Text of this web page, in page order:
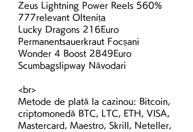
Zeus Lightning Power Reels 560%
777relevant Oltenița
Lucky Dragons 216Euro
Permanentsauerkraut Focșani
Wonder 4 Boost 2849Euro
Scumbagslipway Năvodari
<br>
Metode de plată la cazinou: Bitcoin,
criptomonedă BTC, LTC, ETH, VISA,
Mastercard, Maestro, Skrill, Neteller,